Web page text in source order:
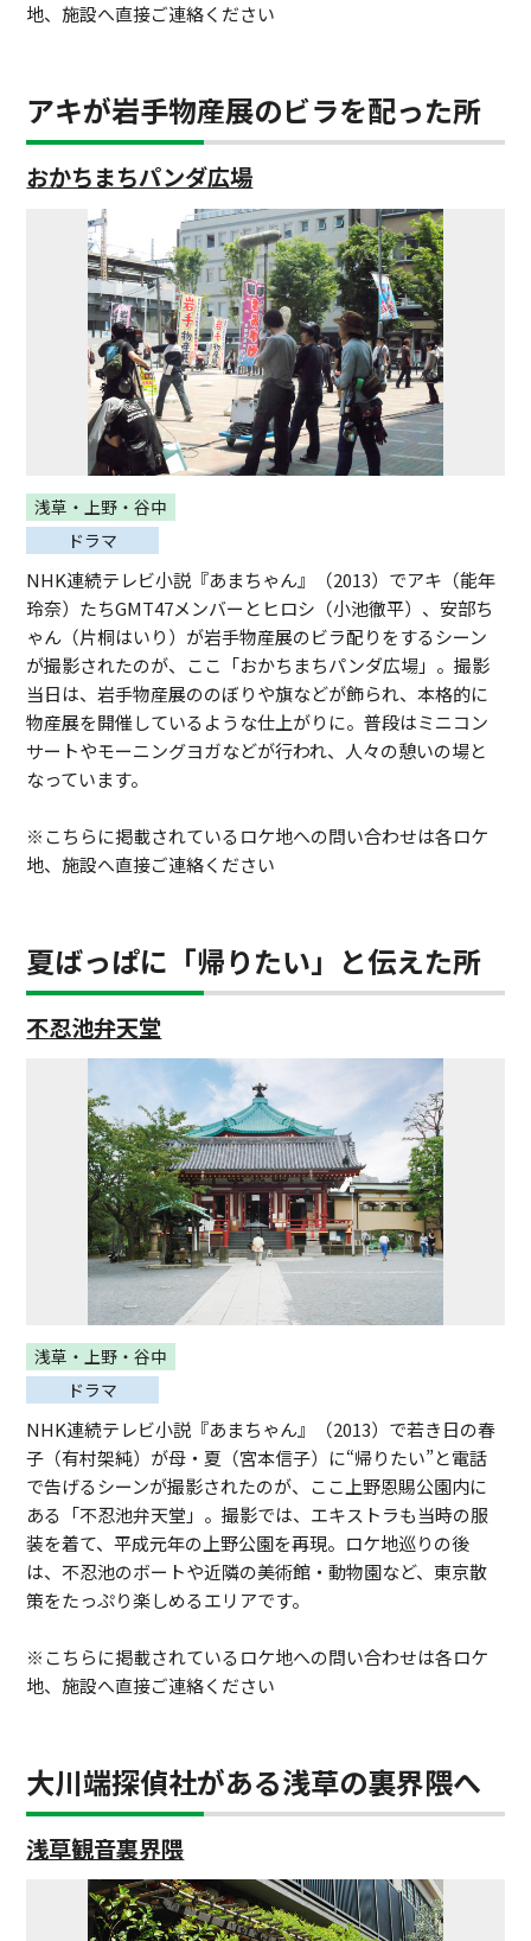
地、施設へ直接ご連絡ください
アキが岩手物産展のビラを配った所
おかちまちパンダ広場
浅草・上野・谷中
ドラマ
NHK連続テレビ小説『あまちゃん』（2013）でアキ（能年
玲奈）たちGMT47メンバーとヒロシ（小池徹平）、安部ち
ゃん（片桐はいり）が岩手物産展のビラ配りをするシーン
が撮影されたのが、ここ「おかちまちパンダ広場」。撮影
当日は、岩手物産展ののぼりや旗などが飾られ、本格的に
物産展を開催しているような仕上がりに。普段はミニコン
サートやモーニングヨガなどが行われ、人々の憩いの場と
なっています。
※こちらに掲載されているロケ地への問い合わせは各ロケ
地、施設へ直接ご連絡ください
夏ばっぱに「帰りたい」と伝えた所
不忍池弁天堂
浅草・上野・谷中
ドラマ
NHK連続テレビ小説『あまちゃん』（2013）で若き日の春
子（有村架純）が母・夏（宮本信子）に“帰りたい”と電話
で告げるシーンが撮影されたのが、ここ上野恩賜公園内に
ある「不忍池弁天堂」。撮影では、エキストラも当時の服
装を着て、平成元年の上野公園を再現。ロケ地巡りの後
は、不忍池のボートや近隣の美術館・動物園など、東京散
策をたっぷり楽しめるエリアです。
※こちらに掲載されているロケ地への問い合わせは各ロケ
地、施設へ直接ご連絡ください
大川端探偵社がある浅草の裏界隈へ
浅草観音裏界隈